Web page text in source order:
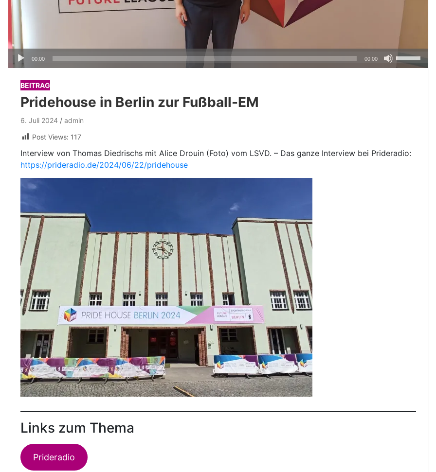
Audio-
Player
00:00 00:00
Hoch/Runter
BEITRAG
Pridehouse in Berlin zur Fußball-EM
6. Juli 2024
admin
Post Views: 117
Interview von Thomas Diedrischs mit Alice Drouin (Foto) vom LSVD. – Das ganze Interview bei Prideradio:
https://prideradio.de/2024/06/22/pridehouse
Links zum Thema
Prideradio